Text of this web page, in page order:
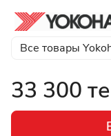
Все товары
33 300